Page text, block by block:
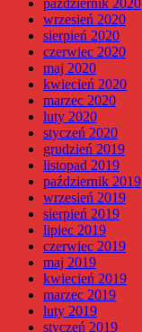
wrzesień 2020
sierpień 2020
czerwiec 2020
maj 2020
kwiecień 2020
marzec 2020
luty 2020
styczeń 2020
grudzień 2019
listopad 2019
październik 2019
wrzesień 2019
sierpień 2019
lipiec 2019
czerwiec 2019
maj 2019
kwiecień 2019
marzec 2019
luty 2019
styczeń 2019